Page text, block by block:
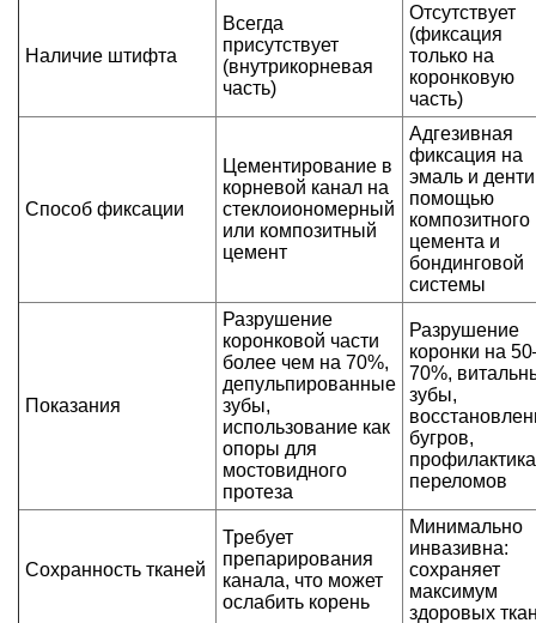
Наличие штифта
Всегда
присутствует
(внутрикорневая
часть)
Отсутствует
(фиксация
только на
коронковую
часть)
Способ фиксации
Цементирование в
корневой канал на
стеклоиономерный
или композитный
цемент
Адгезивная
фиксация на
эмаль и
помощью
композитного
цемента и
бондинговой
системы
Показания
Разрушение
коронковой части
более чем на 70%,
депульпированные
зубы,
использование как
опоры для
мостовидного
протеза
Разрушение
коронки на
70%,
зубы,
бугров,
профилактика
переломов
Сохранность тканей
Требует
препарирования
канала, что может
ослабить корень
Минимально
инвазивна:
сохраняет
максимум
здоровых